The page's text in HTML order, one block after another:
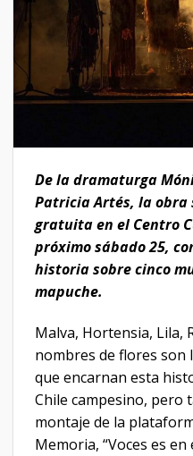
De la dramaturga
Patricia Artés, la obra
gratuita en el Centro
próximo sábado 25,
historia sobre cinco
mapuche.
Malva, Hortensia, Lila,
nombres de flores son
que encarnan esta
Chile campesino, pero
montaje de la
Memoria, “Voces es